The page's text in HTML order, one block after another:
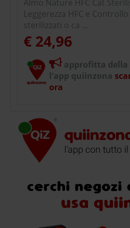
Almo Nature HFC Cat
Leggerezza HFC e
sterilizzati o ca ...
€ 24,96
approfitta della
l'app quiinzona
ora